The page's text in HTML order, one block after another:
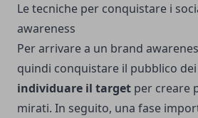
Le tecniche per conquistare i
awareness
Per arrivare a un brand
quindi conquistare il pubblico
individuare il target per creare
mirati. In seguito, una fase